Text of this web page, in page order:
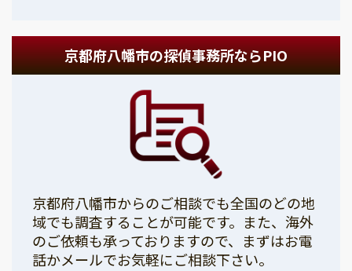
京都府八幡市の探偵事務所ならPIO
京都府八幡市からのご相談でも全国のどの地
域でも調査することが可能です。また、海外
のご依頼も承っておりますので、まずはお電
話かメールでお気軽にご相談下さい。